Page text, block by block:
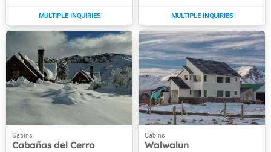
Cabañas del Cerro Walwalun